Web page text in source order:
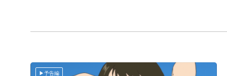
予告編